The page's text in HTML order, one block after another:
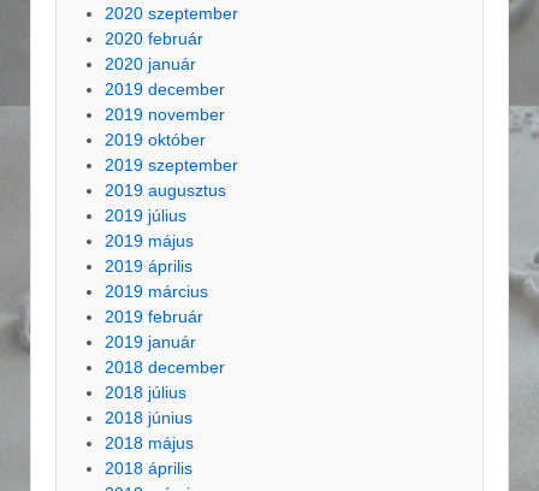
2020 szeptember
2020 február
2020 január
2019 december
2019 november
2019 október
2019 szeptember
2019 augusztus
2019 július
2019 május
2019 április
2019 március
2019 február
2019 január
2018 december
2018 július
2018 június
2018 május
2018 április